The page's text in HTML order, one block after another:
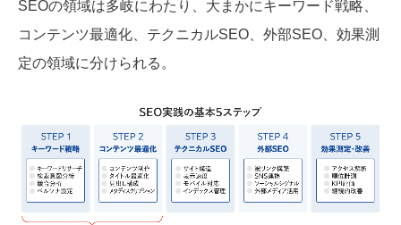
SEOの領域は多岐にわたり、大まかにキーワード戦略、
コンテンツ最適化、テクニカルSEO、外部SEO、効果測
定の領域に分けられる。